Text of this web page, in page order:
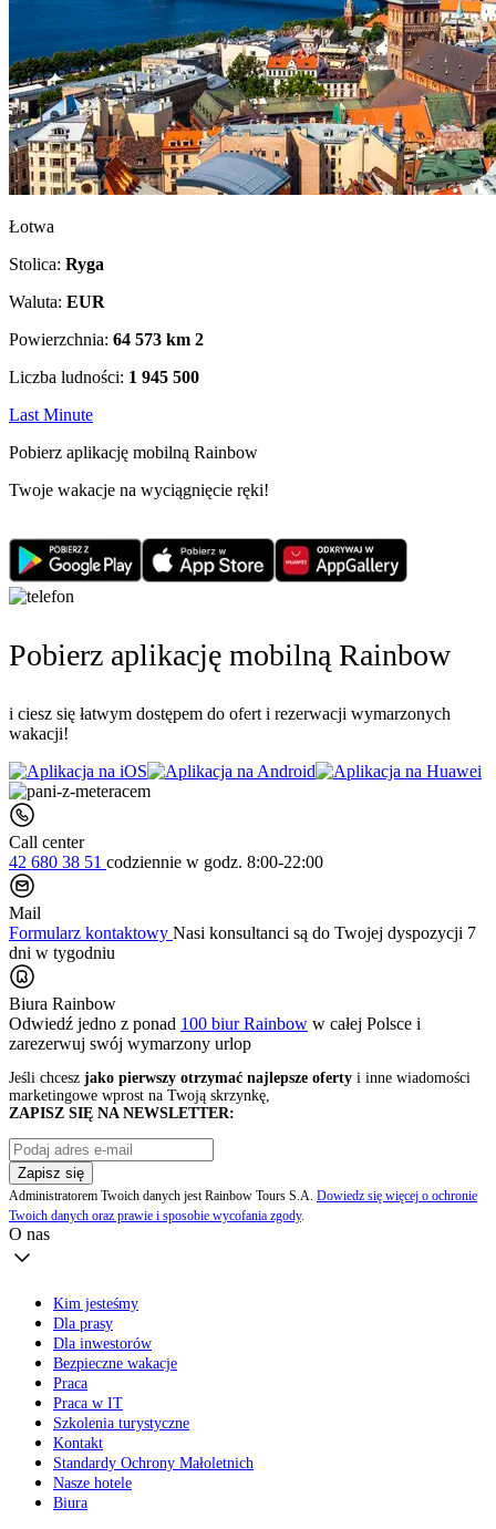
Łotwa
Stolica: Ryga
Waluta: EUR
Powierzchnia: 64 573 km 2
Liczba ludności: 1 945 500
Last Minute
Pobierz aplikację mobilną Rainbow
Twoje wakacje na wyciągnięcie ręki!
Pobierz aplikację mobilną Rainbow
i ciesz się łatwym dostępem do ofert i rezerwacji wymarzonych
wakacji!
Call center
42 680 38 51 codziennie w godz. 8:00-22:00
Mail
Formularz kontaktowy Nasi konsultanci są do Twojej dyspozycji 7
dni w tygodniu
Biura Rainbow
Odwiedź jedno z ponad 100 biur Rainbow w całej Polsce i
zarezerwuj swój wymarzony urlop
Jeśli chcesz jako pierwszy otrzymać najlepsze oferty i inne wiadomości
marketingowe wprost na Twoją skrzynkę,
ZAPISZ SIĘ NA NEWSLETTER:
Zapisz się
Administratorem Twoich danych jest Rainbow Tours S.A. Dowiedz się więcej o ochronie
Twoich danych oraz prawie i sposobie wycofania zgody.
O nas
Kim jesteśmy
Dla prasy
Dla inwestorów
Bezpieczne wakacje
Praca
Praca w IT
Szkolenia turystyczne
Kontakt
Standardy Ochrony Małoletnich
Nasze hotele
Biura